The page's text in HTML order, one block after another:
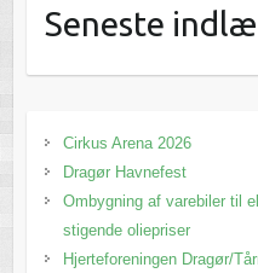
Seneste
Cirkus Arena 2026
Dragør Havnefest
Ombygning af varebiler til
stigende oliepriser
Hjerteforeningen Dragør/